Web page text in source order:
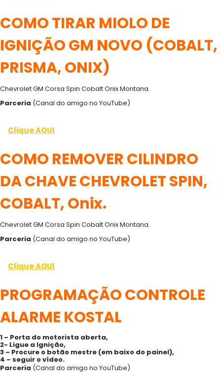
COMO TIRAR MIOLO DE
IGNIÇÃO GM NOVO (COBALT,
PRISMA, ONIX)
Chevrolet GM Corsa Spin Cobalt Onix Montana.
Parceria (Canal do amigo no YouTube)
Clique AQUI
COMO REMOVER CILINDRO
DA CHAVE CHEVROLET SPIN,
COBALT, Onix.
Chevrolet GM Corsa Spin Cobalt Onix Montana.
Parceria (Canal do amigo no YouTube)
Clique AQUI
PROGRAMAÇÃO CONTROLE
ALARME KOSTAL
1 – Porta do motorista aberta,
2- Ligue a Ignição,
3 – Procure o botão mestre (em baixo do painel),
4 – seguir o vídeo.
Parceria (Canal do amigo no YouTube)